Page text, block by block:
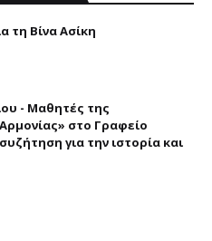
τη Βίνα Ασίκη
- Μαθητές της
στο Γραφείο
για την ιστορία και